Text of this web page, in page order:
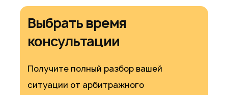
Выбрать время
консультации
Получите полный разбор вашей
ситуации от арбитражного